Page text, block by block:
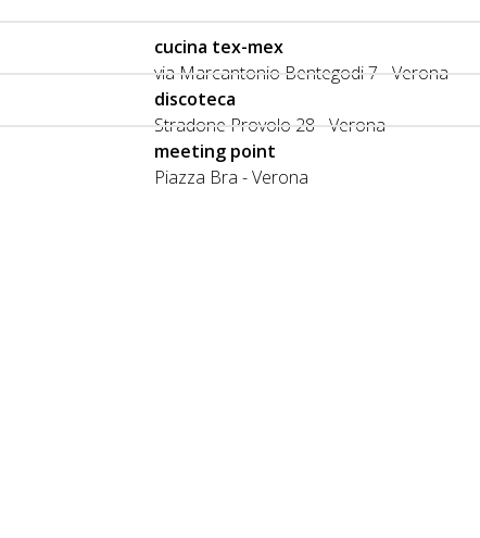
cucina tex-mex
via Marcantonio Bentegodi 7 - Verona
discoteca
Stradone Provolo 28 - Verona
meeting point
Piazza Bra - Verona